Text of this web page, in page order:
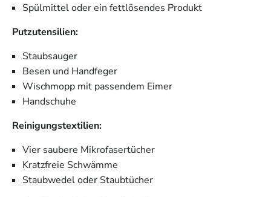
Spülmittel oder ein fettlösendes Produkt
Putzutensilien:
Staubsauger
Besen und Handfeger
Wischmopp mit passendem Eimer
Handschuhe
Reinigungstextilien:
Vier saubere Mikrofasertücher
Kratzfreie Schwämme
Staubwedel oder Staubtücher